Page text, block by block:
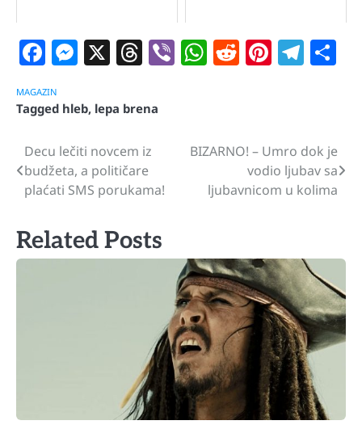
Facebook
Messenger
X Threads
ViberWhatsApp
Reddit
MAGAZIN
Tagged hleb, lepa brena
Navigacija
članaka
Decu lečiti novcem iz
budžeta, a političare
plaćati SMS porukama!
BIZARNO! – Umro dok je
vodio ljubav sa
ljubavnicom u kolima
Related Posts